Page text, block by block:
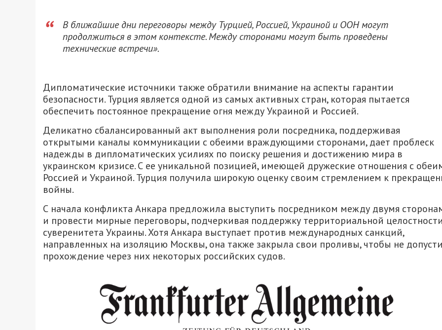
В ближайшие дни переговоры между Турцией, Россией, Украиной и ООН могут
продолжиться в этом контексте. Между сторонами могут быть проведены
технические встречи».
Дипломатические источники также обратили внимание на аспекты гарантии
безопасности. Турция является одной из самых активных стран, которая пытается
обеспечить постоянное прекращение огня между Украиной и Россией.
Деликатно сбалансированный акт выполнения роли посредника, поддерживая
открытыми каналы коммуникации с обеими враждующими сторонами, дает проблеск
надежды в дипломатических усилиях по поиску решения и достижению мира в
украинском кризисе. С ее уникальной позицией, имеющей дружеские отношения с
Россией и Украиной. Турция получила широкую оценку своим стремлением к
войны.
С начала конфликта Анкара предложила выступить посредником между двумя
и провести мирные переговоры, подчеркивая поддержку территориальной
суверенитета Украины. Хотя Анкара выступает против международных санкций,
направленных на изоляцию Москвы, она также закрыла свои проливы, чтобы не
прохождение через них некоторых российских судов.